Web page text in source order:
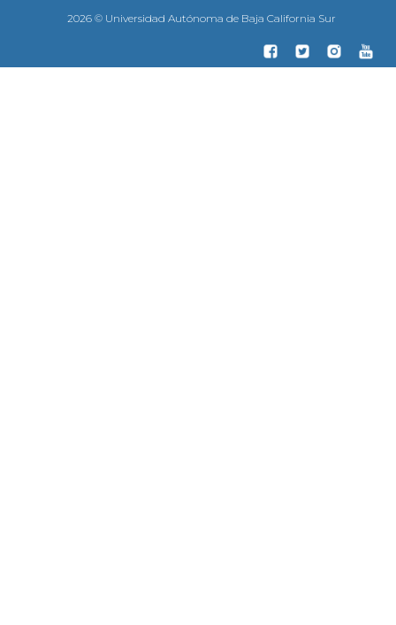
2026 © Universidad Autónoma de Baja California Sur